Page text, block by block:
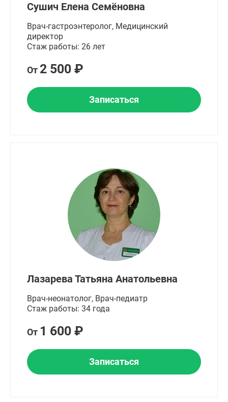
Сушич Елена Семёновна
Врач-гастроэнтеролог, Медицинский
директор
Стаж работы: 26 лет
От 2 500 ₽
Записаться
Лазарева Татьяна Анатольевна
Врач-неонатолог, Врач-педиатр
Стаж работы: 34 года
От 1 600 ₽
Записаться